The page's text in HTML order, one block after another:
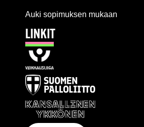
Auki sopimuksen mukaan
LINKIT